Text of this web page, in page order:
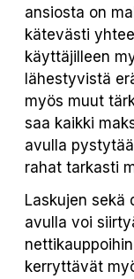
ansiosta on
kätevästi
käyttäjilleen
lähestyvistä
myös muut
saa kaikki
avulla
rahat tarkasti
Laskujen sekä
avulla voi
kerryttävät